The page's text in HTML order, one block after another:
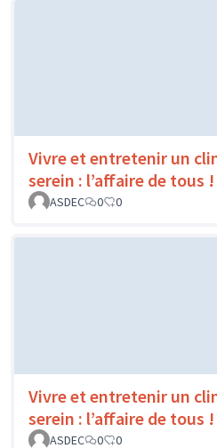
Vivre et entretenir un
serein : l’affaire de tous !
ASDEC
0 0
Vivre et entretenir un
serein : l’affaire de tous !
ASDEC
0 0